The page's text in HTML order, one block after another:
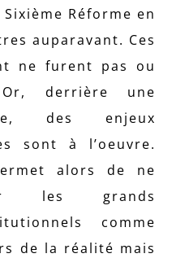
Réforme en
auparavant. Ces
ne furent pas ou
derrière une
des enjeux
sont à l’oeuvre.
alors de ne
les grands
comme
de la réalité mais